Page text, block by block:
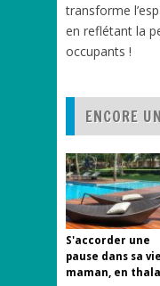
transforme
en reflétant la
occupants !
ENCORE
S'accorder une
pause dans sa
maman, en